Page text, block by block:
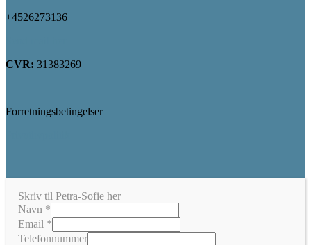
+4526273136
CVR: 31383269
Forretningsbetingelser
Skriv til Petra-Sofie her
Navn *
Email *
Telefonnummer